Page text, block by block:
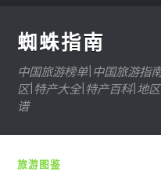
蜘蛛指南
中国旅游榜单|中国旅游指
区|特产大全|特产百科|地
谱
旅游图鉴